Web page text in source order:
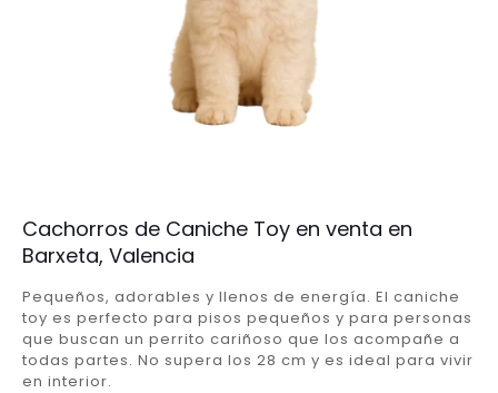
Cachorros de Caniche Toy en venta en
Barxeta, Valencia
Pequeños, adorables y llenos de energía. El caniche
toy es perfecto para pisos pequeños y para personas
que buscan un perrito cariñoso que los acompañe a
todas partes. No supera los 28 cm y es ideal para vivir
en interior.